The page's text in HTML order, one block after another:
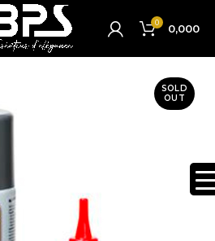
0 0,000
SOLD
OUT